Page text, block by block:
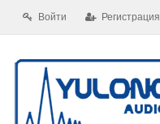
Войти Регистрация